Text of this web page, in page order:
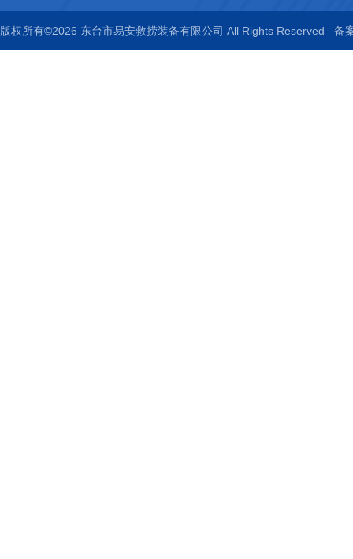
版权所有©2026 东台市易安救捞装备有限公司 All Rights Reserved 备